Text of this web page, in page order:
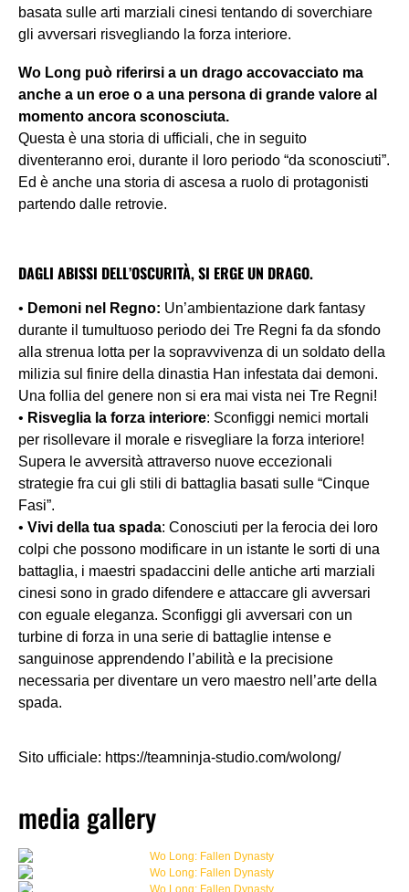
basata sulle arti marziali cinesi tentando di soverchiare
gli avversari risvegliando la forza interiore.
Wo Long può riferirsi a un drago accovacciato ma
anche a un eroe o a una persona di grande valore al
momento ancora sconosciuta.
Questa è una storia di ufficiali, che in seguito
diventeranno eroi, durante il loro periodo “da sconosciuti”.
Ed è anche una storia di ascesa a ruolo di protagonisti
partendo dalle retrovie.
DAGLI ABISSI DELL’OSCURITÀ, SI ERGE UN DRAGO.
• Demoni nel Regno: Un’ambientazione dark fantasy
durante il tumultuoso periodo dei Tre Regni fa da sfondo
alla strenua lotta per la sopravvivenza di un soldato della
milizia sul finire della dinastia Han infestata dai demoni.
Una follia del genere non si era mai vista nei Tre Regni!
• Risveglia la forza interiore: Sconfiggi nemici mortali
per risollevare il morale e risvegliare la forza interiore!
Supera le avversità attraverso nuove eccezionali
strategie fra cui gli stili di battaglia basati sulle “Cinque
Fasi”.
• Vivi della tua spada: Conosciuti per la ferocia dei loro
colpi che possono modificare in un istante le sorti di una
battaglia, i maestri spadaccini delle antiche arti marziali
cinesi sono in grado difendere e attaccare gli avversari
con eguale eleganza. Sconfiggi gli avversari con un
turbine di forza in una serie di battaglie intense e
sanguinose apprendendo l’abilità e la precisione
necessaria per diventare un vero maestro nell’arte della
spada.
Sito ufficiale: https://teamninja-studio.com/wolong/
media gallery